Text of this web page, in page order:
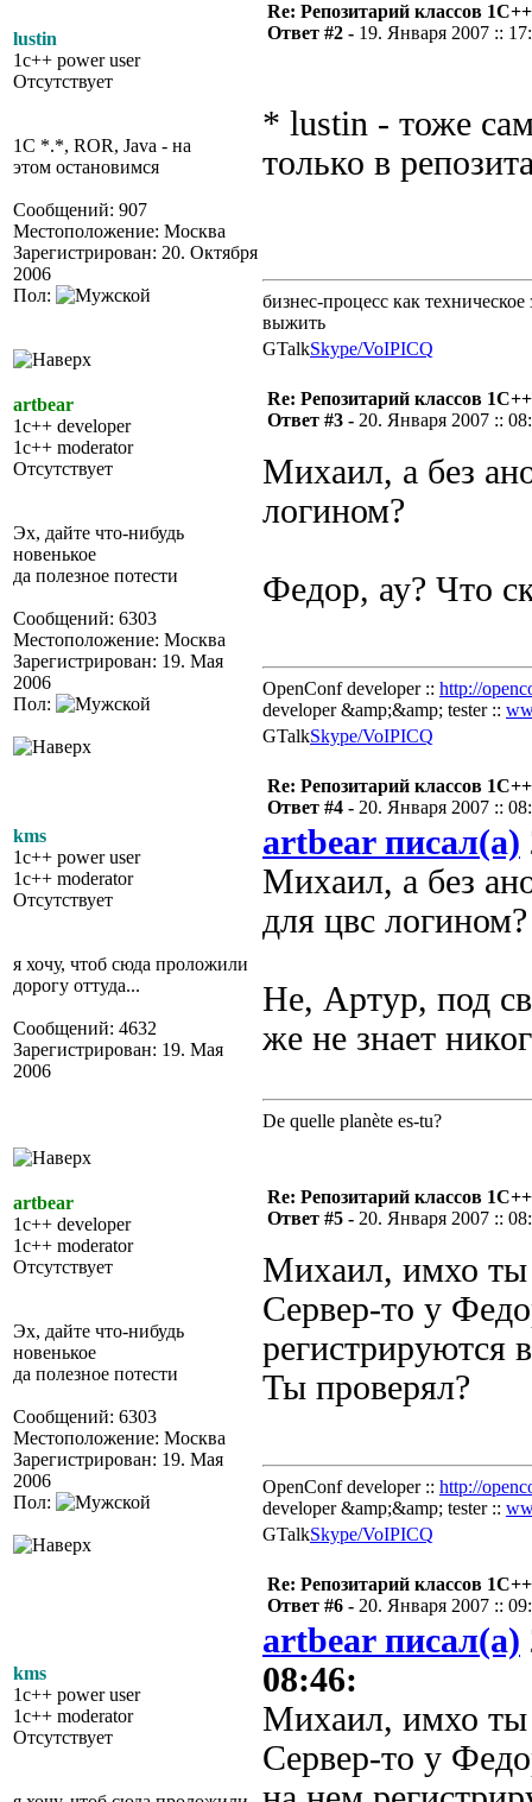
lustin
1c++ power user
Отсутствует
1C *.*, ROR, Java - на
этом остановимся
Сообщений: 907
Местоположение: Москва
Зарегистрирован: 20. Октября
2006
Пол:
Re: Репозитарий классов
Ответ #2 - 19. Января 2007 ::
* lustin - тоже
только в
бизнес-процесс как
выжить
GTalkSkype/VoIPICQ
artbear
1c++ developer
1c++ moderator
Отсутствует
Эх, дайте что-нибудь
новенькое
да полезное потести
Сообщений: 6303
Местоположение: Москва
Зарегистрирован: 19. Мая
2006
Пол:
Re: Репозитарий классов
Ответ #3 - 20. Января 2007 ::
Михаил, а без
логином?
Федор, ау? Что
OpenConf developer :: http://
developer &amp;&amp; tester ::
GTalkSkype/VoIPICQ
kms
1c++ power user
1c++ moderator
Отсутствует
я хочу, чтоб сюда проложили
дорогу оттуда...
Сообщений: 4632
Зарегистрирован: 19. Мая
2006
Re: Репозитарий классов
Ответ #4 - 20. Января 2007 ::
artbear писал(а)
Михаил, а без
для цвс логином?
Не, Артур, под
же не знает
De quelle planète es-tu?
artbear
1c++ developer
1c++ moderator
Отсутствует
Эх, дайте что-нибудь
новенькое
да полезное потести
Сообщений: 6303
Местоположение: Москва
Зарегистрирован: 19. Мая
2006
Пол:
Re: Репозитарий классов
Ответ #5 - 20. Января 2007 ::
Михаил, имхо ты
Сервер-то у
регистрируются
Ты проверял?
OpenConf developer :: http://
developer &amp;&amp; tester ::
GTalkSkype/VoIPICQ
kms
1c++ power user
1c++ moderator
Отсутствует
Re: Репозитарий классов
Ответ #6 - 20. Января 2007 ::
artbear писал(а)
08:46:
Михаил, имхо ты
Сервер-то у